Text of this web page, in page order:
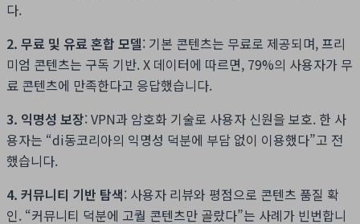
다.
2. 무료 및 유료 혼합 모델: 기본 콘텐츠는 무료로 제공되며, 프리
미엄 콘텐츠는 구독 기반. X 데이터에 따르면, 79%의 사용자가 무
료 콘텐츠에 만족한다고 응답했습니다.
3. 익명성 보장: VPN과 암호화 기술로 사용자 신원을 보호. 한 사
용자는 “di동코리아의 익명성 덕분에 부담 없이 이용했다”고 전
했습니다.
4. 커뮤니티 기반 탐색: 사용자 리뷰와 평점으로 콘텐츠 품질 확
인. “커뮤니티 덕분에 고퀄 콘텐츠만 골랐다”는 사례가 빈번합니